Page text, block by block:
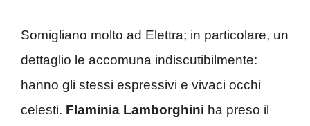
Somigliano molto ad Elettra; in particolare, un
dettaglio le accomuna indiscutibilmente:
hanno gli stessi espressivi e vivaci occhi
celesti. Flaminia Lamborghini ha preso il